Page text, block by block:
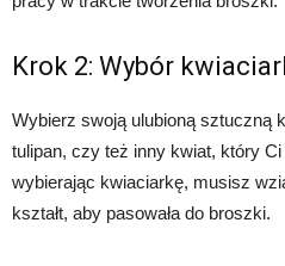
Krok 2: Wybór
Wybierz swoją ulubioną sztuczną
tulipan, czy też inny kwiat, który
wybierając kwiaciarkę, musisz
kształt, aby pasowała do broszki.